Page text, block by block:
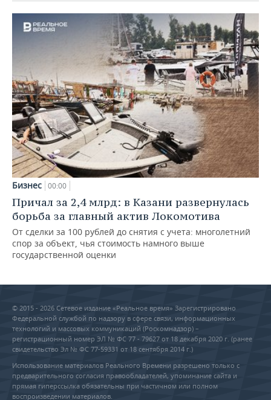
Бизнес 00:00
Причал за 2,4 млрд: в Казани развернулась
борьба за главный актив Локомотива
От сделки за 100 рублей до снятия с учета: многолетний
спор за объект, чья стоимость намного выше
государственной оценки
© 2015 - 2026 Сетевое издание «Реальное время» Зарегистрировано
Федеральной службой по надзору в сфере связи, информационных
технологий и массовых коммуникаций (Роскомнадзор) –
регистрационный номер ЭЛ № ФС 77 - 79627 от 18 декабря 2020 г. (ранее
свидетельство Эл № ФС 77-59331 от 18 сентября 2014 г.)
Использование материалов Реального Времени разрешено только с
предварительного согласия правообладателей, упоминание сайта и
прямая гиперссылка обязательны при частичном или полном
воспроизведении материалов.